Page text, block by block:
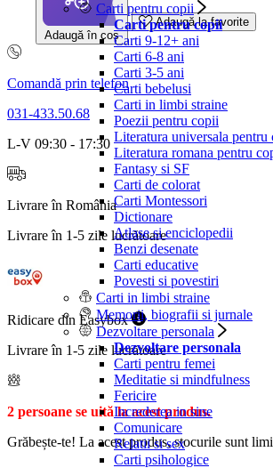
Carti pentru copii
Carti pentru copii
Carti 9-12+ ani
Carti 6-8 ani
Carti 3-5 ani
Carti bebelusi
Carti in limbi straine
Poezii pentru copii
Literatura universala pentru
Literatura romana pentru
Fantasy si SF
Carti de colorat
Carti Montessori
Dictionare
Atlase si enciclopedii
Benzi desenate
Carti educative
Povesti si povestiri
Carti in limbi straine
Memorii, biografii si jurnale
Dezvoltare personala
Dezvoltare personala
Carti pentru femei
Meditatie si mindfulness
Fericire
Increderea in sine
Comunicare
Relatii si sex
Carti psihologice
Adaugă în coș
Adaugă la favorite
Comandă prin telefon
031-433.50.68
L-V 09:30 - 17:30
Livrare în România
Livrare în 1-5 zile lucrătoare
Ridicare din Easybox
Livrare în 1-5 zile lucrătoare
2 persoane se uită la acest produs.
Grăbește-te! La acest produs, stocurile sunt